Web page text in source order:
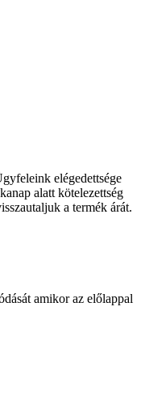
elégedettsége
alatt kötelezettség
a termék árát.
amikor az előlappal